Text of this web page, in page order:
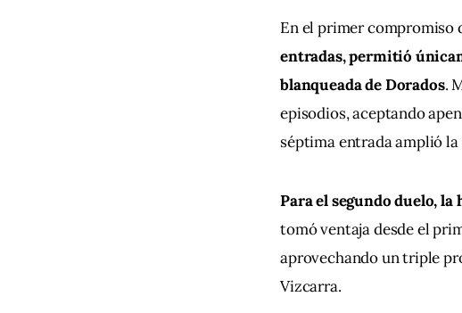
En el primer compromiso
entradas, permitió
blanqueada de Dorados.
episodios, aceptando
séptima entrada amplió
Para el segundo duelo,
tomó ventaja desde el
aprovechando un triple
Vizcarra.